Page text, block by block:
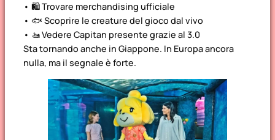
• 🛍️ Trovare merchandising ufficiale
• 🐟 Scoprire le creature del gioco dal vivo
• 🚤 Vedere Capitan presente grazie al 3.0
Sta tornando anche in Giappone. In Europa ancora
nulla, ma il segnale è forte.